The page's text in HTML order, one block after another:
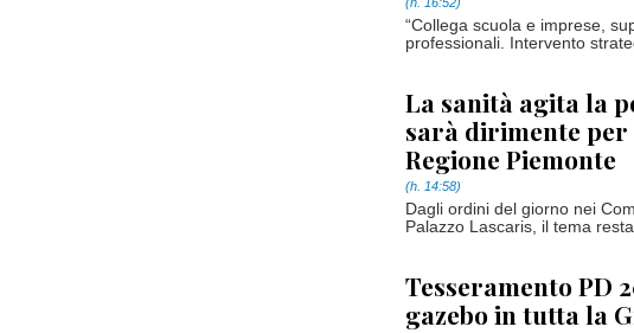
“Collega scuola e imprese,
professionali. Intervento
La sanità agita la
sarà dirimente
Regione Piemonte
(h. 14:58)
Dagli ordini del giorno nei
Palazzo Lascaris, il tema
Tesseramento PD
gazebo in tutta la